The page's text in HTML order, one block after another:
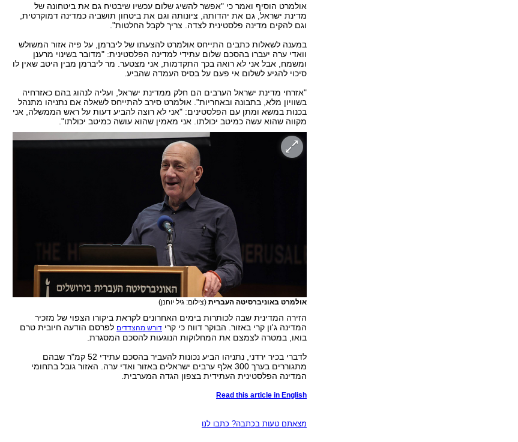
אולמרט הוסיף ואמר כי "אפשר להשיג שלום עכשיו שיבטיח גם את ביטחונה של
מדינת ישראל, גם את יהדותה, ציונותה וגם את ביטחון תושביה כמדינה דמוקרטית,
וגם להקים מדינה פלסטינית לצדה. צריך לקבל החלטות".
במענה לשאלות כתבים התייחס אולמרט להצעתו של ליברמן, על פיה אזור המשולש
וואדי ערה יעברו בהסכם שלום עתידי למדינה הפלסטינית: "מדובר בשינוי מרענן
ומשמח, אבל אני לא רואה בכך התקדמות, אני מצטער. מר ליברמן מבין היטב שאין לו
סיכוי להגיע לשלום אי פעם על בסיס העמדה שהביע.
"אזרחי מדינת ישראל הערבים הם חלק ממדינת ישראל, ועליה לנהוג בהם כאזרחיה
בשוויון מלא, בתבונה ובאחריות". אולמרט סירב להתייחס לשאלה אם נתניהו מתנהל
בכנות במשא ומתן עם הפלסטינים: "אני לא רוצה להביע דעות על ראש הממשלה, אני
מקווה שהוא עשה כמיטב יכולתו. אני מאמין שהוא עושה כמיטב יכולתו".
אולמרט באוניברסיטה העברית (צילום: גיל יוחנן)
הזירה המדינית שבה לכותרות בימים האחרונים לקראת ביקורו הצפוי של מזכיר
המדינה ג'ון קרי באזור. הבוקר דווח כי קרי דורש מהצדדים לפרסם הודעה חיובית טרם
בואו, במטרה לצמצם את המחלוקות הנוגעות להסכם המסגרת.
לדברי בכיר ירדני, נתניהו הביע נכונות להעביר בהסכם עתידי 52 קמ"ר שבהם
מתגוררים בערך 300 אלף ערבים ישראלים באזור ואדי ערה. האזור גובל בתחומי
המדינה הפלסטינית העתידית בצפון הגדה המערבית.
Read this article in English
מצאתם טעות בכתבה? כתבו לנו